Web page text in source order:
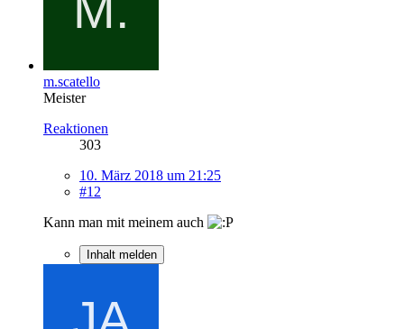
m.scatello
Meister
Reaktionen
303
10. März 2018 um 21:25
#12
Kann man mit meinem auch
Inhalt melden